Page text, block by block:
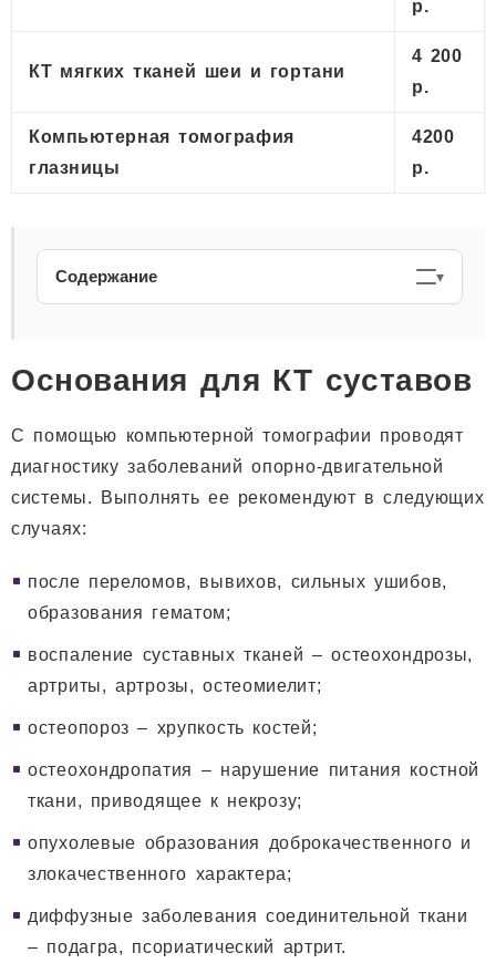
р.
КТ мягких тканей шеи и гортани
4 200
р.
Компьютерная томография
глазницы
4200
р.
Содержание
Основания для КТ суставов
С помощью компьютерной томографии проводят
диагностику заболеваний опорно-двигательной
системы. Выполнять ее рекомендуют в следующих
случаях:
после переломов, вывихов, сильных ушибов,
образования гематом;
воспаление суставных тканей – остеохондрозы,
артриты, артрозы, остеомиелит;
остеопороз – хрупкость костей;
остеохондропатия – нарушение питания костной
ткани, приводящее к некрозу;
опухолевые образования доброкачественного и
злокачественного характера;
диффузные заболевания соединительной ткани
– подагра, псориатический артрит.